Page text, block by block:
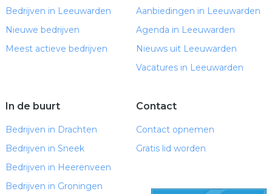
Bedrijven in Leeuwarden
Nieuwe bedrijven
Meest actieve bedrijven
Aanbiedingen in Leeuwarden
Agenda in Leeuwarden
Nieuws uit Leeuwarden
Vacatures in Leeuwarden
In de buurt
Bedrijven in Drachten
Bedrijven in Sneek
Bedrijven in Heerenveen
Bedrijven in Groningen
Contact
Contact opnemen
Gratis lid worden